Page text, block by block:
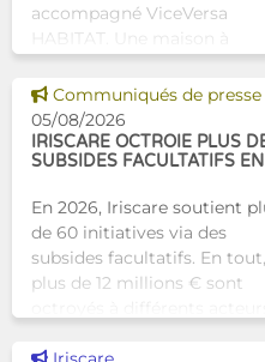
accompagné ViceVersa
HABITAT. Une maison à
alternative innovante et
humaine aux structures
d’hébergement traditionnel
Voir cette news
Communiqués de presse
05/08/2026
IRISCARE OCTROIE PLUS
SUBSIDES FACULTATIFS
En 2026, Iriscare soutient
de 60 initiatives via des
subsides facultatifs. En tout,
plus de 12 millions € sont
Voir cette news